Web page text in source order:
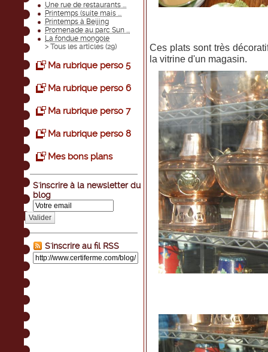
Une rue de restaurants ...
Printemps (suite mais ...
Printemps à Beijing
Promenade au parc Sun ...
La fondue mongole
> Tous les articles (29)
Ma rubrique perso 5
Ma rubrique perso 6
Ma rubrique perso 7
Ma rubrique perso 8
Mes bons plans
S'inscrire à la newsletter du
blog
Valider
S'inscrire au fil RSS
Ces plats sont très
la vitrine d'un magasin.